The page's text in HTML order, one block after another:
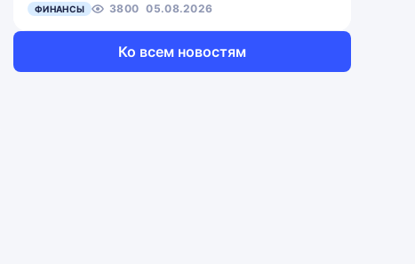
ФИНАНСЫ 3800 05.08.2026
Ко всем новостям